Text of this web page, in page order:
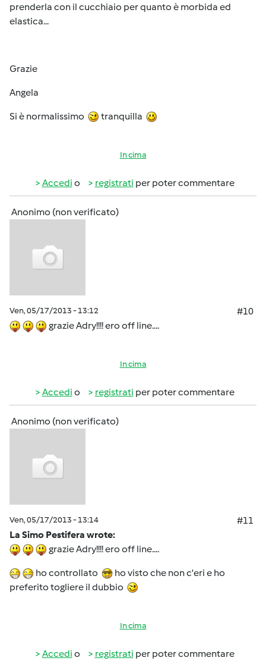
prenderla con il cucchiaio per quanto è morbida ed
elastica...
Grazie
Angela
Si è normalissimo tranquilla
In cima
Accedi o registrati per poter commentare
Anonimo (non verificato)
Ven, 05/17/2013 - 13:12
#10
grazie Adry!!!! ero off line....
In cima
Accedi o registrati per poter commentare
Anonimo (non verificato)
Ven, 05/17/2013 - 13:14
#11
La Simo Pestifera wrote:
grazie Adry!!!! ero off line....
ho controllato
ho visto che non c'eri e ho
preferito togliere il dubbio
In cima
Accedi o registrati per poter commentare